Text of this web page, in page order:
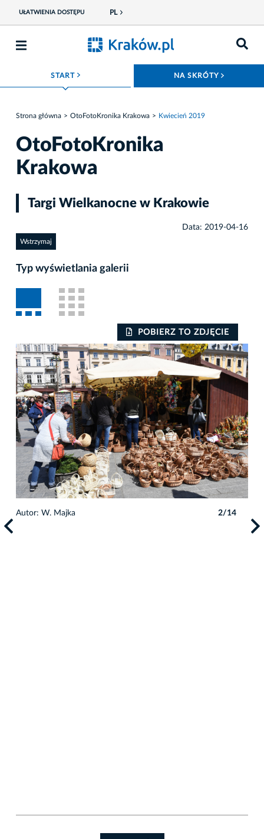
UŁATWIENIA DOSTĘPU PL
START ROZWIŃ MENU NA SKRÓTY
Strona główna OtoFotoKronika Krakowa Kwiecień 2019
OtoFotoKronika
Krakowa
Targi Wielkanocne w Krakowie
Data: 2019-04-16
Wstrzymaj
Typ wyświetlania galerii
POBIERZ TO ZDJĘCIE
Autor: W. Majka 2/14